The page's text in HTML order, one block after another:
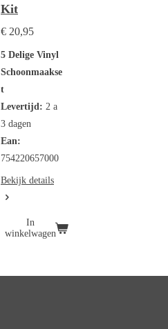
Kit
€ 20,95
5 Delige Vinyl
Schoonmaakse
t
Levertijd: 2 a
3 dagen
Ean:
754220657000
Bekijk details
In
winkelwagen